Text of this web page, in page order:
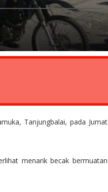
Tanjungbalai, pada Jumat
menarik becak bermuatan